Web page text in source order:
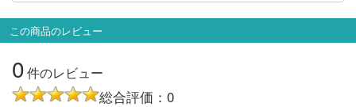
この商品のレビュー
0件のレビュー
総合評価：0